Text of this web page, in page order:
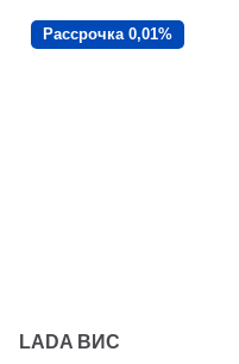
Рассрочка 0,01%
LADA ВИС